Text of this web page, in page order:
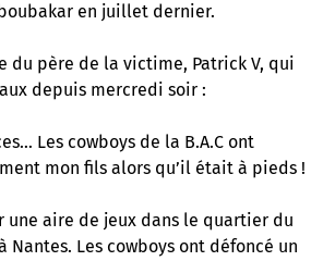
en juillet dernier.
du père de la victime, Patrick V, qui
depuis mercredi soir :
Les cowboys de la B.A.C ont
mon fils alors qu’il était à pieds !
une aire de jeux dans le quartier du
Nantes. Les cowboys ont défoncé un